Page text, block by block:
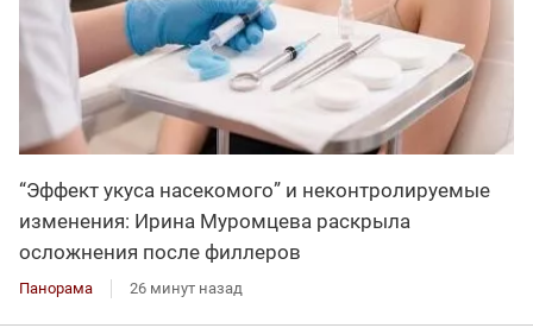
“Эффект укуса насекомого” и неконтролируемые
изменения: Ирина Муромцева раскрыла
осложнения после филлеров
Панорама 26 минут назад